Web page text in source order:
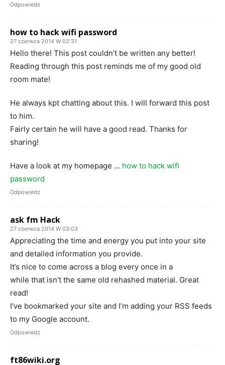
Odpowiedz
how to hack wifi password
27 czerwca 2014 W 02:31
Hello there! This post couldn’t be written any better!
Reading through this post reminds me of my good old
room mate!
He always kpt chatting about this. I will forward this post
to him.
Fairly certain he will have a good read. Thanks for
sharing!
Have a look at my homepage … how to hack wifi
password
Odpowiedz
ask fm Hack
27 czerwca 2014 W 03:03
Appreciating the time and energy you put into your site
and detailed information you provide.
It’s nice to come across a blog every once in a
while that isn’t the same old rehashed material. Great
read!
I’ve bookmarked your site and I’m adding your RSS feeds
to my Google account.
Odpowiedz
ft86wiki.org